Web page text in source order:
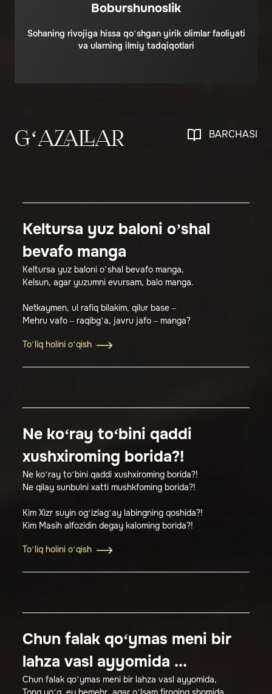
Boburshunoslik
Sohaning rivojiga hissa qo‘shgan yirik olimlar faoliyati
va ularning ilmiy tadqiqotlari
G‘AZALLAR BARCHASI
Keltursa yuz baloni oʼshal
bevafo manga
Keltursa yuz baloni oʼshal bevafo manga,
Kelsun, agar yuzumni evursam, balo manga.
Netkaymen, ul rafiq bilakim, qilur base –
Mehru vafo – raqibgʼa, javru jafo – manga?
To‘liq holini o‘qish
Ne ko‘ray to‘bini qaddi
xushxiroming borida?!
Ne ko‘ray to‘bini qaddi xushxiroming borida?!
Ne qilay sunbulni xatti mushkfoming borida?!
Kim Xizr suyin og‘izlag‘ay labingning qoshida?!
Kim Masih alfozidin degay kaloming borida?!
To‘liq holini o‘qish
Chun falak qo‘ymas meni bir
lahza vasl ayyomida ...
Chun falak qo‘ymas meni bir lahza vasl ayyomida,